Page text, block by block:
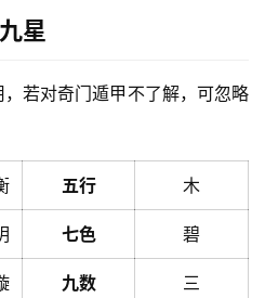
九星
若对奇门遁甲不了解，可忽略
五行 木
七色 碧
九数 三